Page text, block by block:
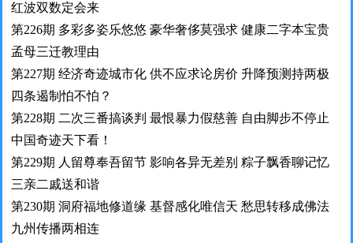
红波双数定会来
第226期 多彩多姿乐悠悠 豪华奢侈莫强求 健康二字本宝贵
孟母三迁教理由
第227期 经济奇迹城市化 供不应求论房价 升降预测持两极
四条遏制怕不怕？
第228期 二次三番搞谈判 最恨暴力假慈善 自由脚步不停止
中国奇迹天下看！
第229期 人留尊奉吾留节 影响各异无差别 粽子飘香聊记忆
三亲二戚送和谐
第230期 洞府福地修道缘 基督感化唯信天 愁思转移成佛法
九州传播两相连